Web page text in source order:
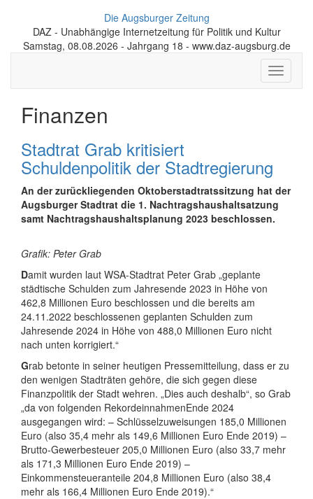
Die Augsburger Zeitung
DAZ - Unabhängige Internetzeitung für Politik und Kultur
Samstag, 08.08.2026 - Jahrgang 18 - www.daz-augsburg.de
Toggle
Finanzen
Stadtrat Grab kritisiert
Schuldenpolitik der Stadtregierung
An der zurückliegenden Oktoberstadtratssitzung hat der
Augsburger Stadtrat die 1. Nachtragshaushaltsatzung
samt Nachtragshaushaltsplanung 2023 beschlossen.
Grafik: Peter Grab
Damit wurden laut WSA-Stadtrat Peter Grab „geplante
städtische Schulden zum Jahresende 2023 in Höhe von
462,8 Millionen Euro beschlossen und die bereits am
24.11.2022 beschlossenen geplanten Schulden zum
Jahresende 2024 in Höhe von 488,0 Millionen Euro nicht
nach unten korrigiert.“
Grab betonte in seiner heutigen Pressemitteilung, dass er zu
den wenigen Stadträten gehöre, die sich gegen diese
Finanzpolitik der Stadt wehren. „Dies auch deshalb“, so Grab
„da von folgenden RekordeinnahmenEnde 2024
ausgegangen wird: – Schlüsselzuweisungen 185,0 Millionen
Euro (also 35,4 mehr als 149,6 Millionen Euro Ende 2019) –
Brutto-Gewerbesteuer 205,0 Millionen Euro (also 33,7 mehr
als 171,3 Millionen Euro Ende 2019) –
Einkommensteueranteile 204,8 Millionen Euro (also 38,4
mehr als 166,4 Millionen Euro Ende 2019).“